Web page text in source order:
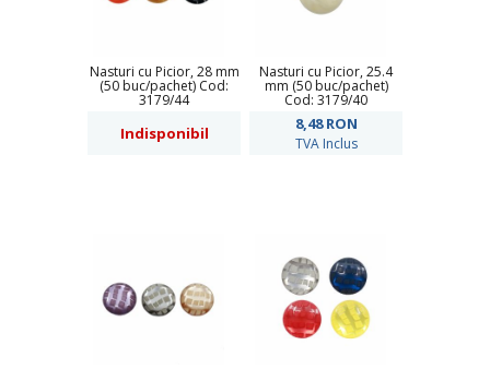
Nasturi cu Picior, 28 mm
(50 buc/pachet) Cod:
3179/44
Indisponibil
Nasturi cu Picior, 25.4
mm (50 buc/pachet)
Cod: 3179/40
8,48RON
TVA Inclus